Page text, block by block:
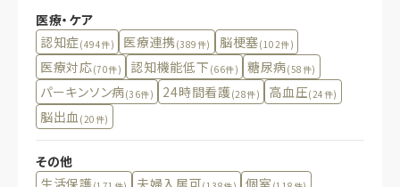
医療・ケア
認知症(494件) 医療連携(389件) 脳梗塞(102件)
医療対応(70件) 認知機能低下 (66件) 糖尿病(58件)
パーキンソン病(36件) 24時間看護(28件) 高血圧(24件)
脳出血 (20件)
その他
生活保護
夫婦入居可 個室